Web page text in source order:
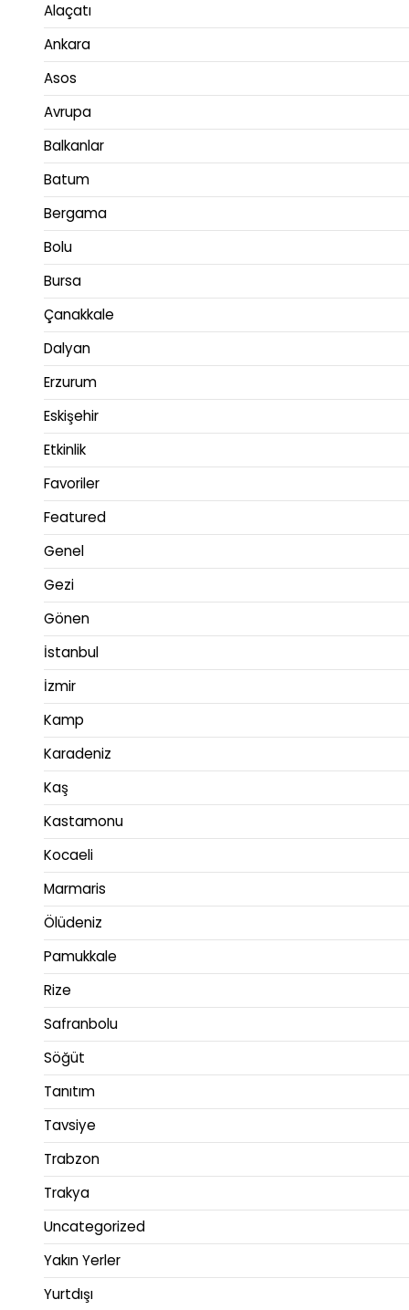
Alaçatı
Ankara
Asos
Avrupa
Balkanlar
Batum
Bergama
Bolu
Bursa
Çanakkale
Dalyan
Erzurum
Eskişehir
Etkinlik
Favoriler
Featured
Genel
Gezi
Gönen
İstanbul
İzmir
Kamp
Karadeniz
Kaş
Kastamonu
Kocaeli
Marmaris
Ölüdeniz
Pamukkale
Rize
Safranbolu
Söğüt
Tanıtım
Tavsiye
Trabzon
Trakya
Uncategorized
Yakın Yerler
Yurtdışı